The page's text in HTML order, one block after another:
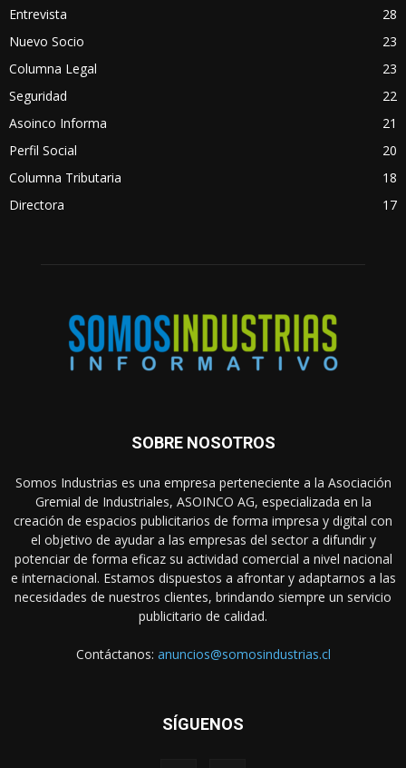
Entrevista
28
Nuevo Socio
23
Columna Legal
23
Seguridad
22
Asoinco Informa
21
Perfil Social
20
Columna Tributaria
18
Directora
17
SOBRE NOSOTROS
Somos Industrias es una empresa perteneciente a la Asociación
Gremial de Industriales, ASOINCO AG, especializada en la
creación de espacios publicitarios de forma impresa y digital con
el objetivo de ayudar a las empresas del sector a difundir y
potenciar de forma eficaz su actividad comercial a nivel nacional
e internacional. Estamos dispuestos a afrontar y adaptarnos a las
necesidades de nuestros clientes, brindando siempre un servicio
publicitario de calidad.
Contáctanos: anuncios@somosindustrias.cl
SÍGUENOS